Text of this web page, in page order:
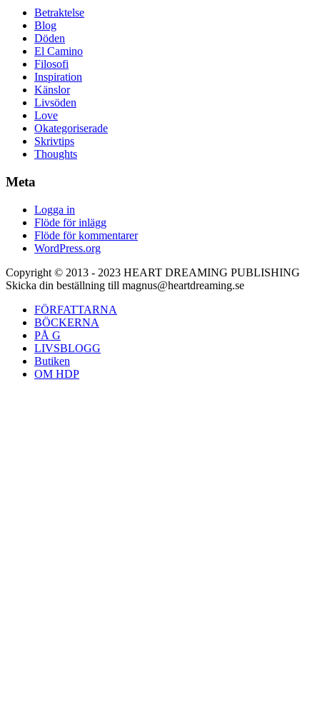
Betraktelse
Blog
Döden
El Camino
Filosofi
Inspiration
Känslor
Livsöden
Love
Okategoriserade
Skrivtips
Thoughts
Meta
Logga in
Flöde för inlägg
Flöde för kommentarer
WordPress.org
Copyright © 2013 - 2023 HEART DREAMING PUBLISHING
Skicka din beställning till magnus@heartdreaming.se
FÖRFATTARNA
BÖCKERNA
PÅ G
LIVSBLOGG
Butiken
OM HDP